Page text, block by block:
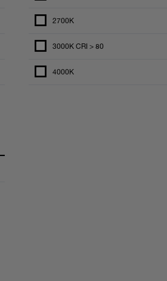
2700K
3000K CRI > 80
4000K